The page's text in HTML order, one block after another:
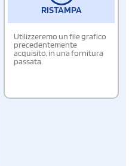
RISTAMPA
Utilizzeremo un file grafico
precedentemente
acquisito, in una fornitura
passata.